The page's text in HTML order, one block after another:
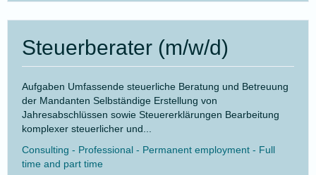
Steuerberater (m/w/d)
Aufgaben Umfassende steuerliche Beratung und Betreuung
der Mandanten Selbständige Erstellung von
Jahresabschlüssen sowie Steuererklärungen Bearbeitung
komplexer steuerlicher und...
Consulting - Professional - Permanent employment - Full
time and part time